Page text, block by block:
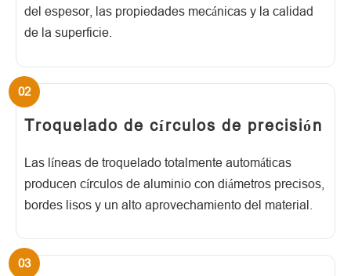
del espesor, las propiedades mecánicas y la calidad
de la superficie.
Troquelado de círculos de precisión
Las líneas de troquelado totalmente automáticas
producen círculos de aluminio con diámetros precisos,
bordes lisos y un alto aprovechamiento del material.